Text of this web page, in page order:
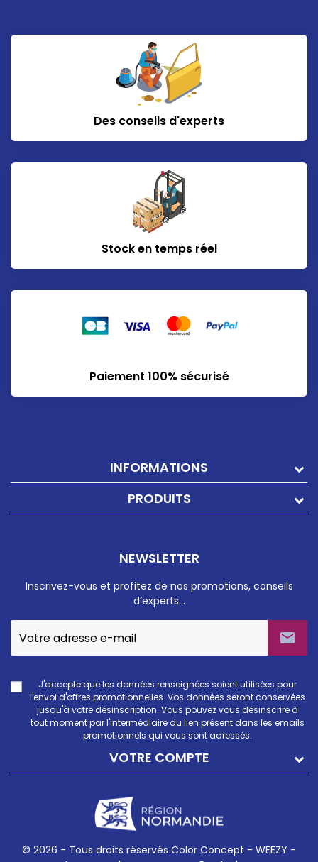
Des conseils d'experts
Stock en temps réel
Paiement 100% sécurisé
INFORMATIONS
PRODUITS
NEWSLETTER
Inscrivez-vous et profitez de nos promotions, conseils
d’experts…

J'accepte que les données renseignées soient utilisées pour
l'envoi d'offres promotionnelles. Vos données seront conservées
jusqu'à votre désinscription. Vous pouvez vous désinscrire à
tout moment par l'intermédiaire du lien présent dans les emails
promotionnels qui vous sont adressés.
VOTRE COMPTE
© 2026 - Tous droits réservés Color Concept - WEEZY -